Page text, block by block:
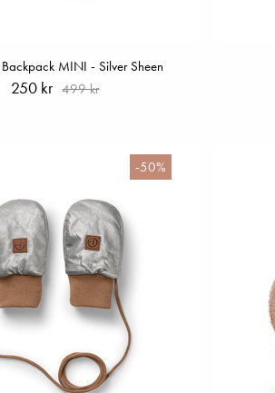
MINI - Silver Sheen
250 kr 499 kr
-50%